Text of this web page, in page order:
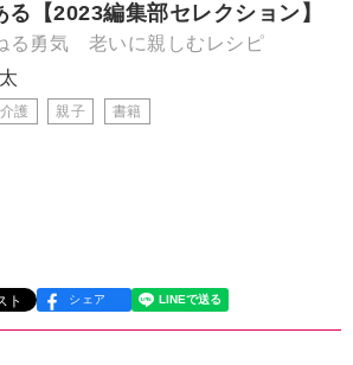
【2023編集部セレクション】
る勇気 老いに親しむレシピ
介護 親子 書籍
シェア